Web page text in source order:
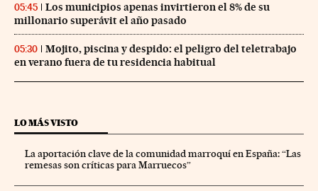
05:45
Los municipios apenas invirtieron el 8% de su
millonario superávit el año pasado
05:30
Mojito, piscina y despido: el peligro del teletrabajo
en verano fuera de tu residencia habitual
LO MÁS VISTO
La aportación clave de la comunidad marroquí en España: “Las
remesas son críticas para Marruecos”